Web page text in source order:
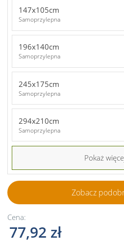
147x105cm
Samoprzylepna
196x140cm
Samoprzylepna
245x175cm
Samoprzylepna
294x210cm
Samoprzylepna
Pokaż
Zobacz
Cena:
77,92 zł